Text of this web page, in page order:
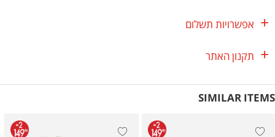
אפשרויות תשלום
תקנון האתר
SIMILAR ITEMS